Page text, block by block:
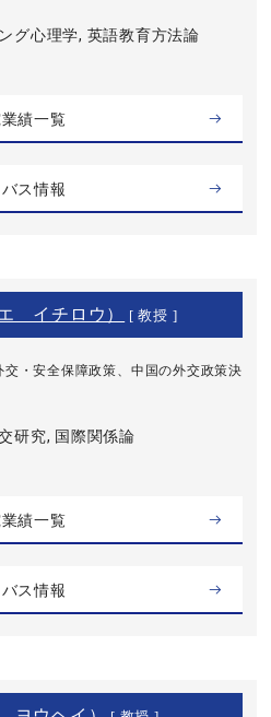
グ心理学, 英語教育方法論
績一覧
ス情報
イチロウ） [ 教授 ]
・安全保障政策、中国の外交政策決
研究, 国際関係論
績一覧
ス情報